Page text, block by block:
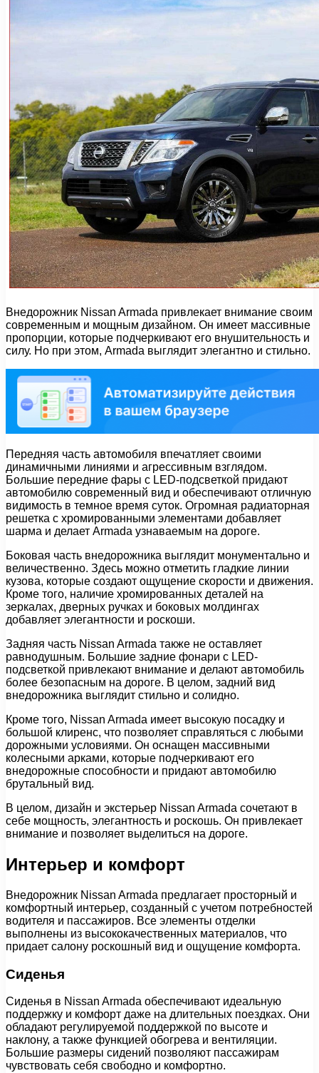
Внедорожник Nissan Armada привлекает внимание своим
современным и мощным дизайном. Он имеет массивные
пропорции, которые подчеркивают его внушительность и
силу. Но при этом, Armada выглядит элегантно и стильно.
Передняя часть автомобиля впечатляет своими
динамичными линиями и агрессивным взглядом.
Большие передние фары с LED-подсветкой придают
автомобилю современный вид и обеспечивают отличную
видимость в темное время суток. Огромная радиаторная
решетка с хромированными элементами добавляет
шарма и делает Armada узнаваемым на дороге.
Боковая часть внедорожника выглядит монументально и
величественно. Здесь можно отметить гладкие линии
кузова, которые создают ощущение скорости и движения.
Кроме того, наличие хромированных деталей на
зеркалах, дверных ручках и боковых молдингах
добавляет элегантности и роскоши.
Задняя часть Nissan Armada также не оставляет
равнодушным. Большие задние фонари с LED-
подсветкой привлекают внимание и делают автомобиль
более безопасным на дороге. В целом, задний вид
внедорожника выглядит стильно и солидно.
Кроме того, Nissan Armada имеет высокую посадку и
большой клиренс, что позволяет справляться с любыми
дорожными условиями. Он оснащен массивными
колесными арками, которые подчеркивают его
внедорожные способности и придают автомобилю
брутальный вид.
В целом, дизайн и экстерьер Nissan Armada сочетают в
себе мощность, элегантность и роскошь. Он привлекает
внимание и позволяет выделиться на дороге.
Интерьер и комфорт
Внедорожник Nissan Armada предлагает просторный и
комфортный интерьер, созданный с учетом потребностей
водителя и пассажиров. Все элементы отделки
выполнены из высококачественных материалов, что
придает салону роскошный вид и ощущение комфорта.
Сиденья
Сиденья в Nissan Armada обеспечивают идеальную
поддержку и комфорт даже на длительных поездках. Они
обладают регулируемой поддержкой по высоте и
наклону, а также функцией обогрева и вентиляции.
Большие размеры сидений позволяют пассажирам
чувствовать себя свободно и комфортно.